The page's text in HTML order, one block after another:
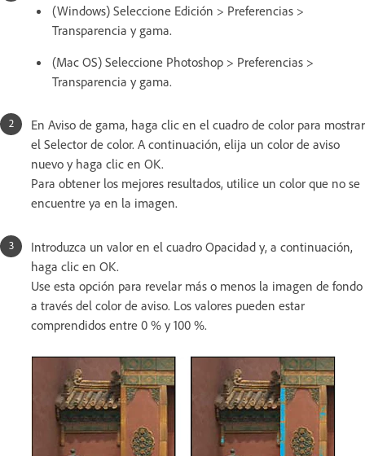
(Windows) Seleccione Edición > Preferencias >
Transparencia y gama.
(Mac OS) Seleccione Photoshop > Preferencias >
Transparencia y gama.
En Aviso de gama, haga clic en el cuadro de color para mostrar
el Selector de color. A continuación, elija un color de aviso
nuevo y haga clic en OK.
Para obtener los mejores resultados, utilice un color que no se
encuentre ya en la imagen.
Introduzca un valor en el cuadro Opacidad y, a continuación,
haga clic en OK.
Use esta opción para revelar más o menos la imagen de fondo
a través del color de aviso. Los valores pueden estar
comprendidos entre 0 % y 100 %.